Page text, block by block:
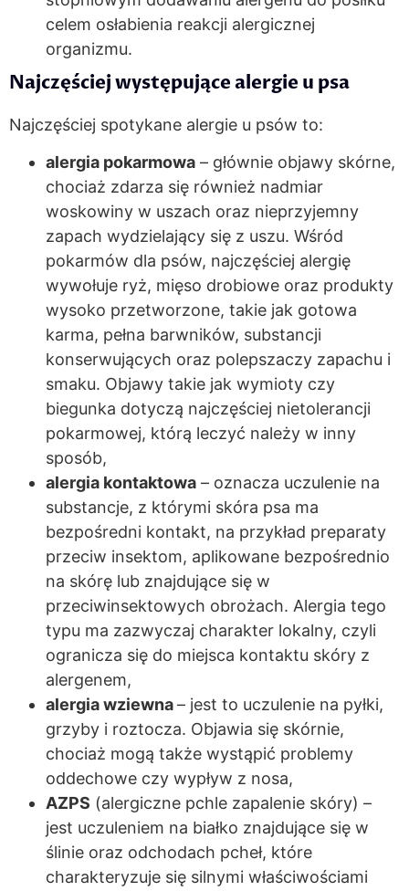
celem osłabienia reakcji alergicznej
organizmu.
Najczęściej występujące alergie u psa
Najczęściej spotykane alergie u psów to:
alergia pokarmowa – głównie objawy skórne,
chociaż zdarza się również nadmiar
woskowiny w uszach oraz nieprzyjemny
zapach wydzielający się z uszu. Wśród
pokarmów dla psów, najczęściej alergię
wywołuje ryż, mięso drobiowe oraz produkty
wysoko przetworzone, takie jak gotowa
karma, pełna barwników, substancji
konserwujących oraz polepszaczy zapachu i
smaku. Objawy takie jak wymioty czy
biegunka dotyczą najczęściej nietolerancji
pokarmowej, którą leczyć należy w inny
sposób,
alergia kontaktowa – oznacza uczulenie na
substancje, z którymi skóra psa ma
bezpośredni kontakt, na przykład preparaty
przeciw insektom, aplikowane bezpośrednio
na skórę lub znajdujące się w
przeciwinsektowych obrożach. Alergia tego
typu ma zazwyczaj charakter lokalny, czyli
ogranicza się do miejsca kontaktu skóry z
alergenem,
alergia wziewna– jest to uczulenie na pyłki,
grzyby i roztocza. Objawia się skórnie,
chociaż mogą także wystąpić problemy
oddechowe czy wypływ z nosa,
AZPS (alergiczne pchle zapalenie skóry) –
jest uczuleniem na białko znajdujące się w
ślinie oraz odchodach pcheł, które
charakteryzuje się silnymi właściwościami